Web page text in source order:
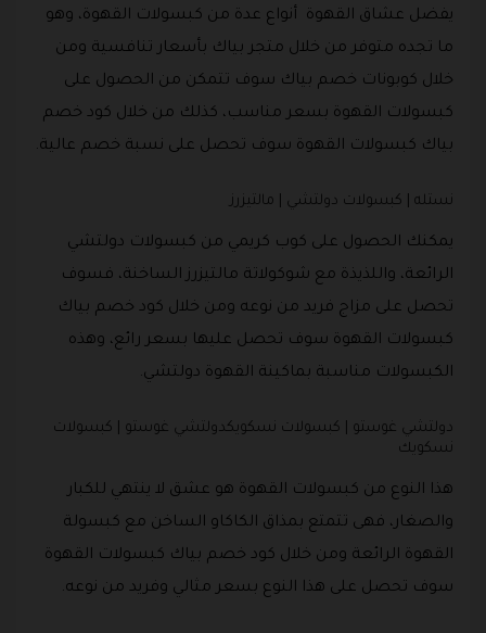
يفضل عشاق القهوة أنواع عدة من كبسولات القهوة، وهو
ما تجده متوفر من خلال متجر بياك بأسعار تنافسية ومن
خلال كوبونات خصم بياك سوف تتمكن من الحصول على
كبسولات القهوة بسعر مناسب، كذلك من خلال كود خصم
بياك كبسولات القهوة سوف تحصل على نسبة خصم عالية.
نستله | كبسولات دولتشي | مالتيزرز
يمكنك الحصول على كوب كريمي من كبسولات دولتشي
الرائعة، واللذيذة مع شوكولاتة مالتيزرز الساخنة، فسوف
تحصل على مزاج فريد من نوعه ومن خلال كود خصم بياك
كبسولات القهوة سوف تحصل عليها بسعر رائع، وهذه
الكبسولات مناسبة بماكينة القهوة دولتشي.
دولتشي غوستو | كبسولات نسكويكدولتشي غوستو | كبسولات
نسكويك
هذا النوع من كبسولات القهوة هو عشق لا ينتهي للكبار
والصغار، فهى تتمتع بمذاق الكاكاو الساخن مع كبسولة
القهوة الرائعة ومن خلال كود خصم بياك كبسولات القهوة
سوف تحصل على هذا النوع بسعر مثالي وفريد من نوعه.